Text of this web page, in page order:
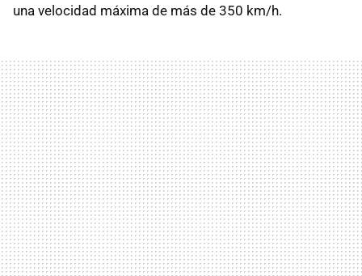
una velocidad máxima de más de 350 km/h.